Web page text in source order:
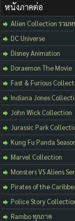
หนังภาคต่อ
Alien Collection รวมห
DC Universe
Disney Animation
Doraemon The Movie
Fast & Furious
Indiana Jones
John Wick Collection
Jurassic Park
Kung Fu Panda
Marvel Collection
Monsters VS Aliens
Pirates of the
Police Story
Rambo ทุกภาค